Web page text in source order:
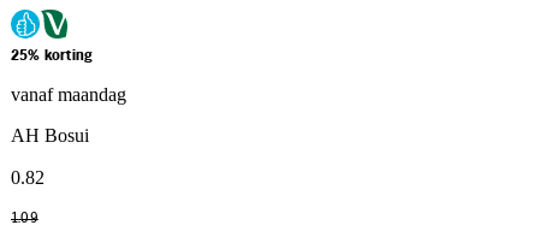
25% korting
vanaf maandag
AH Bosui
0.82
1.09